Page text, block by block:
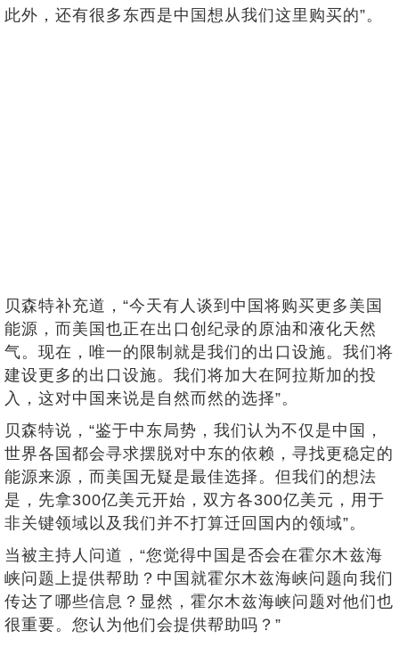
此外，还有很多东西是中国想从我们这里购买的”。
贝森特补充道，“今天有人谈到中国将购买更多美国
能源，而美国也正在出口创纪录的原油和液化天然
气。现在，唯一的限制就是我们的出口设施。我们将
建设更多的出口设施。我们将加大在阿拉斯加的投
入，这对中国来说是自然而然的选择”。
贝森特说，“鉴于中东局势，我们认为不仅是中国，
世界各国都会寻求摆脱对中东的依赖，寻找更稳定的
能源来源，而美国无疑是最佳选择。但我们的想法
是，先拿300亿美元开始，双方各300亿美元，用于
非关键领域以及我们并不打算迁回国内的领域”。
当被主持人问道，“您觉得中国是否会在霍尔木兹海
峡问题上提供帮助？中国就霍尔木兹海峡问题向我们
传达了哪些信息？显然，霍尔木兹海峡问题对他们也
很重要。您认为他们会提供帮助吗？”